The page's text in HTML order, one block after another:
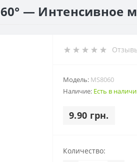
— Интенсивное
Модель: MS8060
Наличие: Есть в
9.90 грн.
Количество: